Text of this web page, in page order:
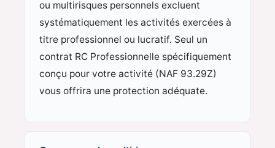
ou multirisques personnels excluent
systématiquement les activités exercées à
titre professionnel ou lucratif. Seul un
contrat RC Professionnelle spécifiquement
conçu pour votre activité (NAF 93.29Z)
vous offrira une protection adéquate.